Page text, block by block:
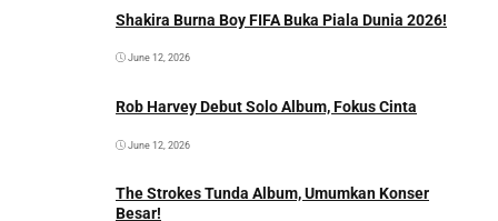
Shakira Burna Boy FIFA Buka Piala Dunia 2026!
June 12, 2026
Rob Harvey Debut Solo Album, Fokus Cinta
June 12, 2026
The Strokes Tunda Album, Umumkan Konser
Besar!